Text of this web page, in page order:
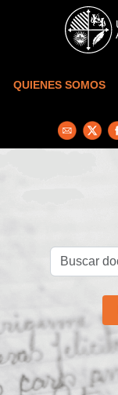
Skip to main content
QUIENES SOMOS